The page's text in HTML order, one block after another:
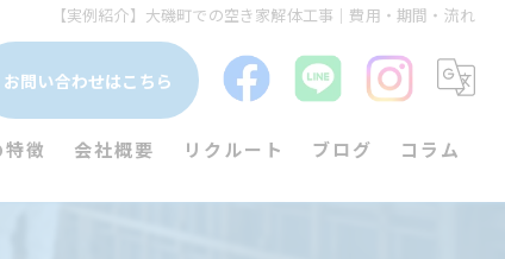
【実例紹介】大磯町での空き家解体工事｜費用・期間・流れ
お問い合わせはこちら
徴 会社概要 リクルート ブログ コラム